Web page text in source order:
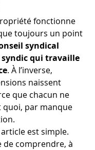
fonctionne
toujours un point
syndical
qui travaille
. À l’inverse,
naissent
que chacun ne
quoi, par manque
article est simple.
comprendre, à